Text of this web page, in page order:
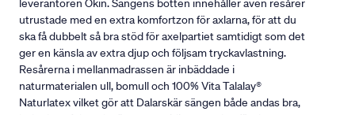
leverantören Okin. Sängens botten innehåller även resårer
utrustade med en extra komfortzon för axlarna, för att du
ska få dubbelt så bra stöd för axelpartiet samtidigt som det
ger en känsla av extra djup och följsam tryckavlastning.
Resårerna i mellanmadrassen är inbäddade i
naturmaterialen ull, bomull och 100% Vita Talalay®
Naturlatex vilket gör att Dalarskär sängen både andas bra,